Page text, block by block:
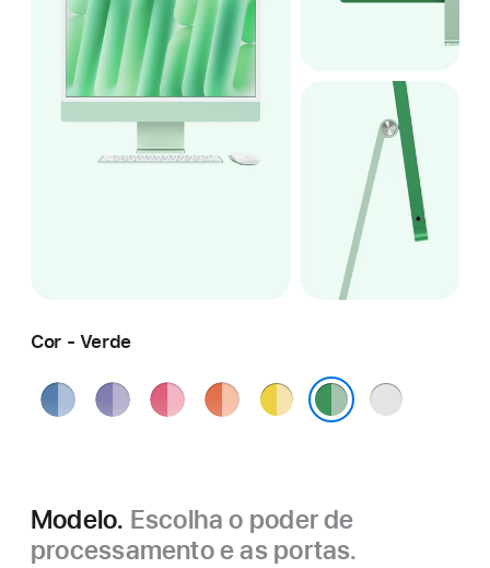
Cor - Verde
Azul Roxo Rosa LaranjaAmarelo Prateado
Modelo. Escolha o poder de
processamento e as portas.